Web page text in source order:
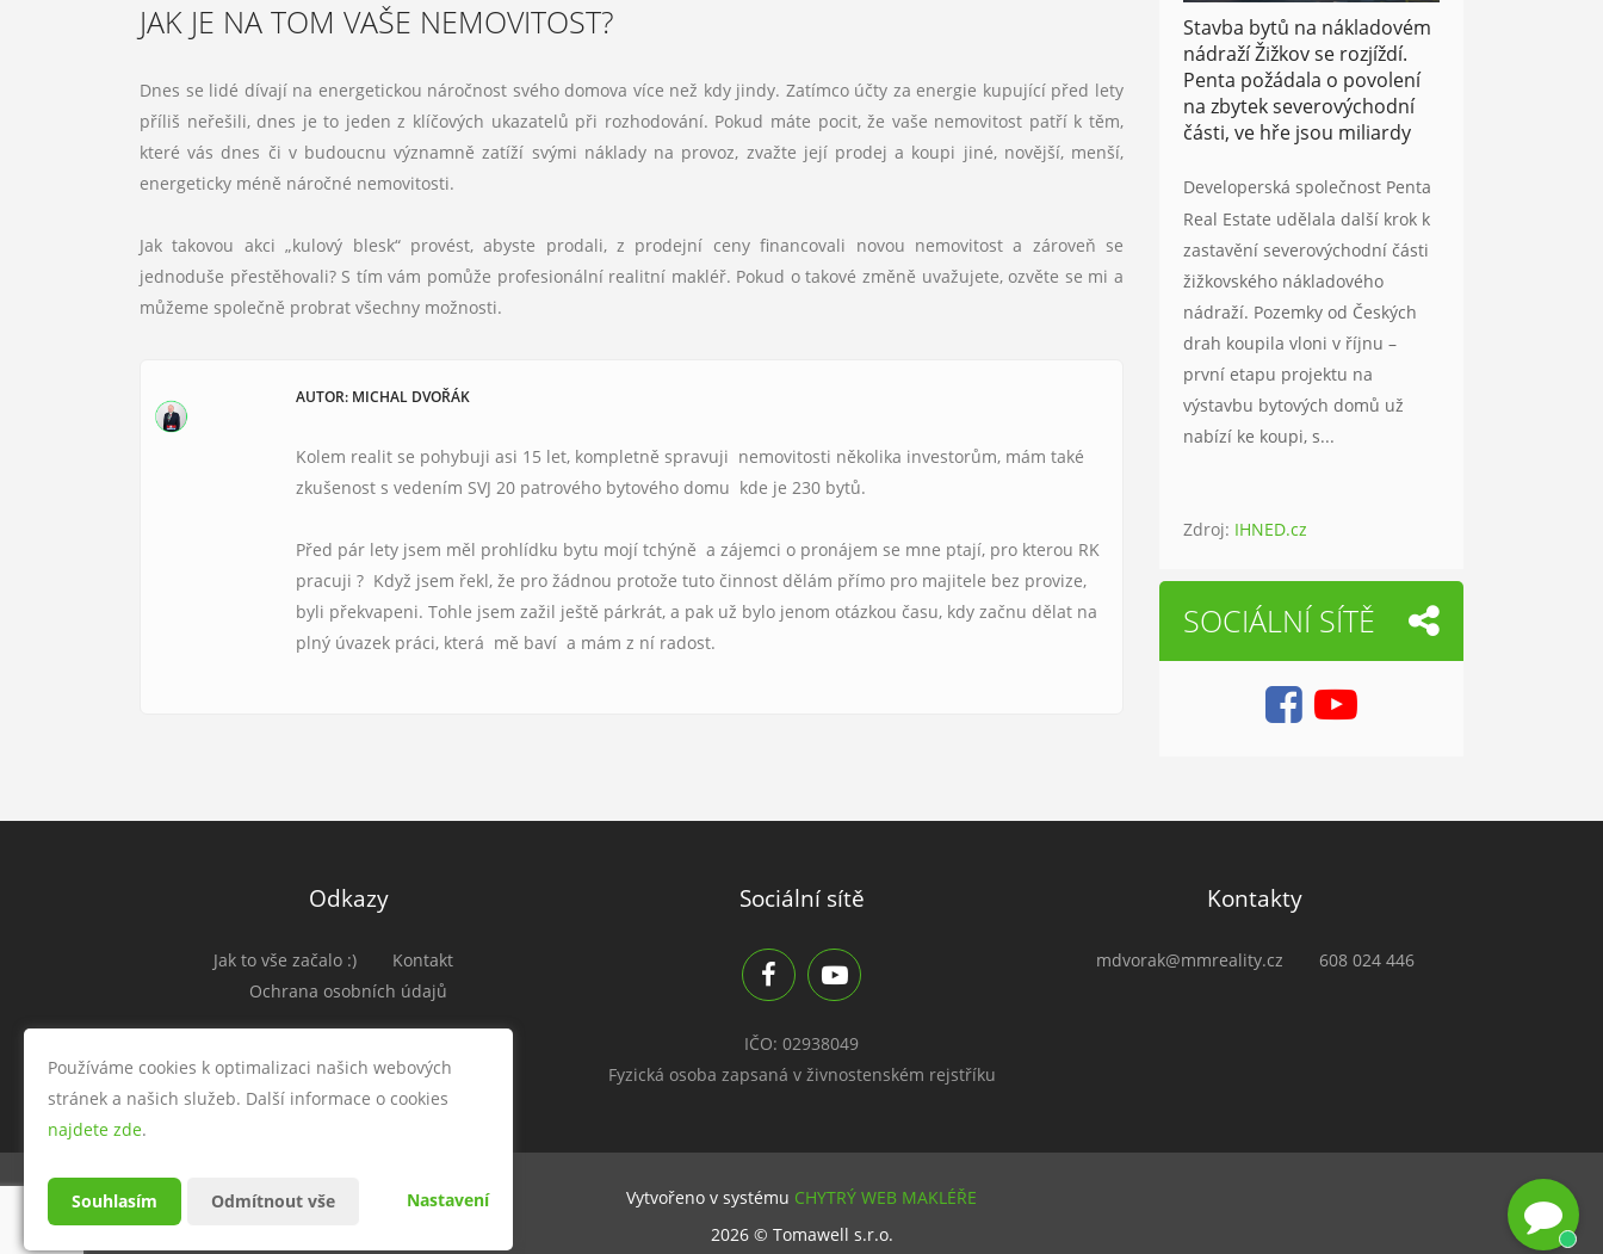
JAK JE NA TOM VAŠE NEMOVITOST?
Dnes se lidé dívají na energetickou náročnost svého domova více než kdy jindy. Zatímco účty za energie kupující před lety
příliš neřešili, dnes je to jeden z klíčových ukazatelů při rozhodování. Pokud máte pocit, že vaše nemovitost patří k těm,
které vás dnes či v budoucnu významně zatíží svými náklady na provoz, zvažte její prodej a koupi jiné, novější, menší,
energeticky méně náročné nemovitosti.
Jak takovou akci „kulový blesk“ provést, abyste prodali, z prodejní ceny financovali novou nemovitost a zároveň se
jednoduše přestěhovali? S tím vám pomůže profesionální realitní makléř. Pokud o takové změně uvažujete, ozvěte se mi a
můžeme společně probrat všechny možnosti.
AUTOR: MICHAL DVOŘÁK
Kolem realit se pohybuji asi 15 let, kompletně spravuji nemovitosti několika investorům, mám také
zkušenost s vedením SVJ 20 patrového bytového domu kde je 230 bytů.
Před pár lety jsem měl prohlídku bytu mojí tchýně a zájemci o pronájem se mne ptají, pro kterou RK
pracuji ? Když jsem řekl, že pro žádnou protože tuto činnost dělám přímo pro majitele bez provize,
byli překvapeni. Tohle jsem zažil ještě párkrát, a pak už bylo jenom otázkou času, kdy začnu dělat na
plný úvazek práci, která mě baví a mám z ní radost.
Stavba bytů na nákladovém
nádraží Žižkov se rozjíždí.
Penta požádala o povolení
na zbytek severovýchodní
části, ve hře jsou miliardy
Developerská společnost Penta
Real Estate udělala další krok k
zastavění severovýchodní části
žižkovského nákladového
nádraží. Pozemky od Českých
drah koupila vloni v říjnu –
první etapu projektu na
výstavbu bytových domů už
nabízí ke koupi, s...
Zdroj: IHNED.cz
SOCIÁLNÍ SÍTĚ
Odkazy
Jak to vše začalo :)
Kontakt
Ochrana osobních údajů
Sociální sítě Kontakty
mdvorak@mmreality.cz 608 024 446
IČO: 02938049
Fyzická osoba zapsaná v živnostenském rejstříku
Vytvořeno v systému CHYTRÝ WEB MAKLÉŘE
2026 © Tomawell s.r.o.
Používáme cookies k optimalizaci našich webových
stránek a našich služeb. Další informace o cookies
najdete zde.
Souhlasím Odmítnout vše Nastavení